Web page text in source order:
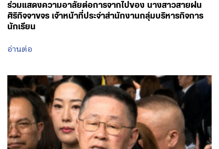
ร่วมแสดงความอาลัยต่อการจากไปของ นางสาวสายฝน
ศิริกิจจาขจร เจ้าหน้าที่ประจำสำนักงานกลุ่มบริหารกิจการ
นักเรียน
อ่านต่อ